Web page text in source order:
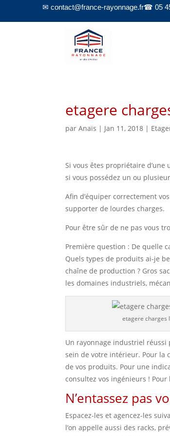
✉ contact@france-rayonnage.fr☎ 05
etagere
parAnaïs | Jan 11, 2018 |
Si vous êtes propriétaire
si vous possédez un ou
Afin d’équiper correctement
supporter de lourdes charges.
Pour être sûr de ne pas vous
Première question : De quelle
Quels types de produits ai-je
chaîne de production ? Gros
les domaines industriels,
etagere charges
Un rayonnage industriel réussi
sein de votre intérieur. Pour la
de vos produits. Pour une
consultez vos ingénieurs ! Pour
N’entassez pas
Espacez-les et agencez-les
l’on appelle aussi des racks,